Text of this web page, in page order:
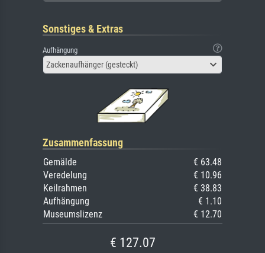
Sonstiges & Extras
Aufhängung
Zackenaufhänger (gesteckt)
Zusammenfassung
Gemälde
€ 63.48
Veredelung
€ 10.96
Keilrahmen
€ 38.83
Aufhängung
€ 1.10
Museumslizenz
€ 12.70
€ 127.07